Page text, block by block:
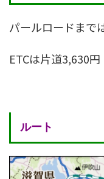
パールロードまで
ETCは片道3,630円
ルート